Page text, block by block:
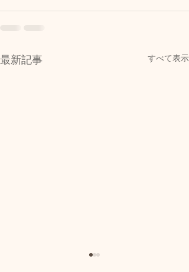
最新記事 すべて表示